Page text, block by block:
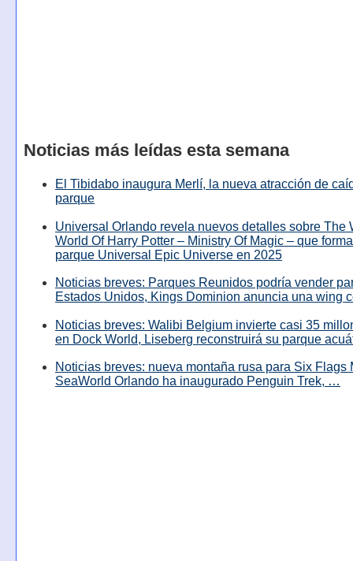
Noticias más leídas esta semana
El Tibidabo inaugura Merlí, la nueva atracción de
parque
Universal Orlando revela nuevos detalles sobre The
World Of Harry Potter – Ministry Of Magic – que
parque Universal Epic Universe en 2025
Noticias breves: Parques Reunidos podría vender
Estados Unidos, Kings Dominion anuncia una wing
Noticias breves: Walibi Belgium invierte casi 35
en Dock World, Liseberg reconstruirá su parque
Noticias breves: nueva montaña rusa para Six Flags
SeaWorld Orlando ha inaugurado Penguin Trek, …